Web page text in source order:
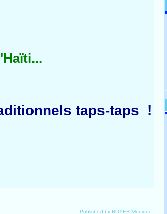
taps-taps !
Published by ROYER Monique